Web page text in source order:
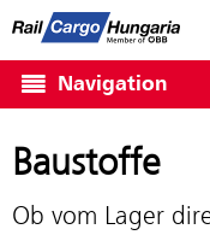
Navigation
Baustoffe
Ob vom Lager